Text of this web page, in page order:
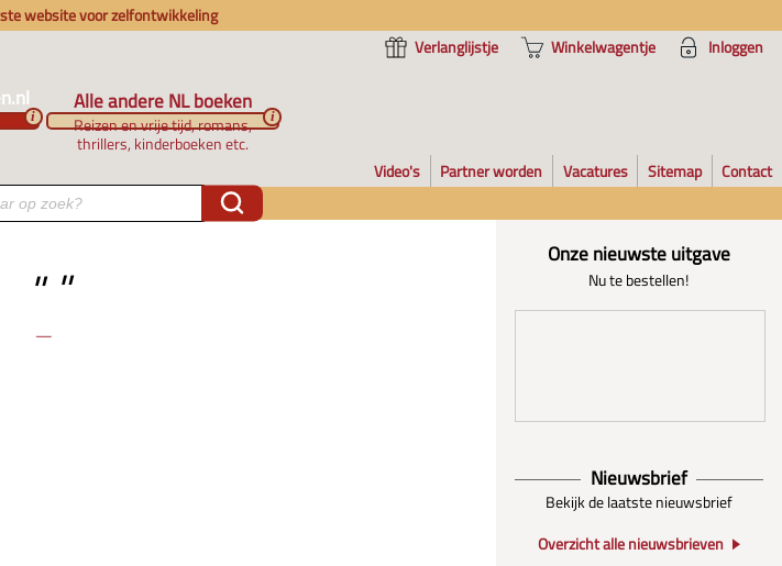
website voor zelfontwikkeling
Verlanglijstje
Winkelwagentje Inloggen
i
Alle andere NL boeken
Reizen en vrije tijd, romans,
thrillers, kinderboeken etc.
i
Video's Partner worden Vacatures Sitemap Contact
Onze nieuwste uitgave
Nu te bestellen!
Nieuwsbrief
Bekijk de laatste nieuwsbrief
Overzicht alle nieuwsbrieven